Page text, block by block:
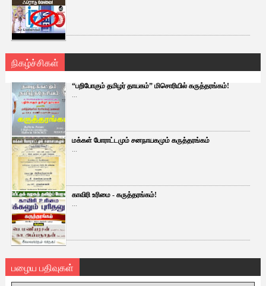
நிகழ்ச்சிகள்
“பறிபோகும் தமிழர் தாயகம்” மிசொரியில் கருத்தரங்கம்!
...
மக்கள் போராட்டமும் சனநாயகமும் கருத்தரங்கம்
...
காவிரி உரிமை - கருத்தரங்கம்!
...
பழைய பதிவுகள்